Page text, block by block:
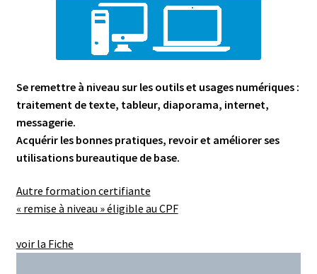
Se remettre à niveau sur les outils et usages numériques :
traitement de texte, tableur, diaporama, internet,
messagerie.
Acquérir les bonnes pratiques, revoir et améliorer ses
utilisations bureautique de base.
Autre formation certifiante
« remise à niveau » éligible au CPF
voir la Fiche